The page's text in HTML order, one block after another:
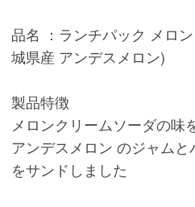
品名 ：ランチパック メロ
城県産 アンデスメロン)
製品特徴
メロンクリームソーダの味
アンデスメロン のジャム
をサンドしました